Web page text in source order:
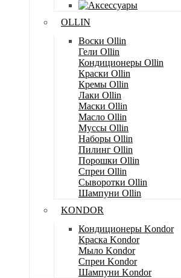
OLLIN
Воски Ollin
Гели Ollin
Кондиционеры Ollin
Краски Ollin
Кремы Ollin
Лаки Ollin
Маски Ollin
Масло Ollin
Муссы Ollin
Наборы Ollin
Пилинг Ollin
Порошки Ollin
Спреи Ollin
Сыворотки Ollin
Шампуни Ollin
KONDOR
Кондиционеры Kondor
Краска Kondor
Мыло Kondor
Спреи Kondor
Шампуни Kondor